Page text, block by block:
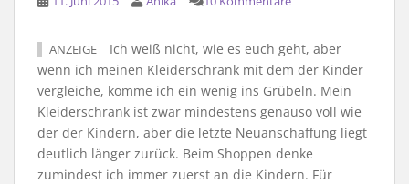
ANZEIGE
Ich weiß nicht, wie es euch geht, aber
wenn ich meinen Kleiderschrank mit dem der Kinder
vergleiche, komme ich ein wenig ins Grübeln. Mein
Kleiderschrank ist zwar mindestens genauso voll wie
der der Kindern, aber die letzte Neuanschaffung liegt
deutlich länger zurück. Beim Shoppen denke
zumindest ich immer zuerst an die Kindern. Für